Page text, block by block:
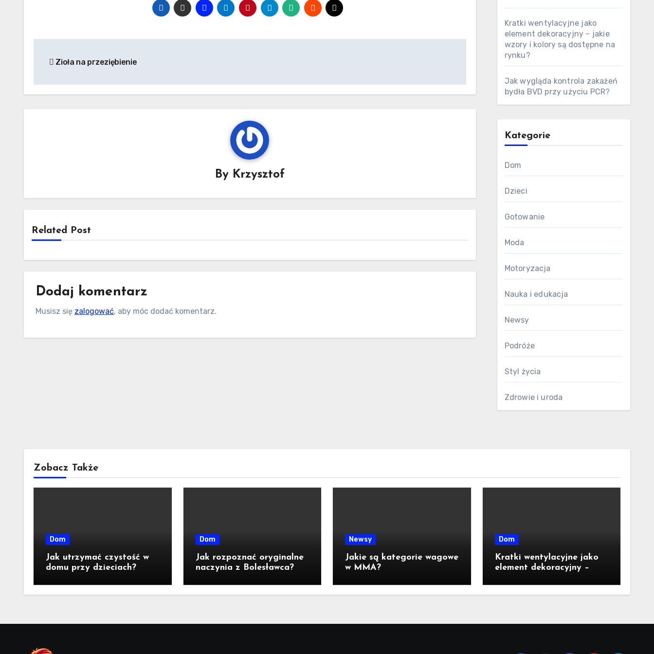
wpisu
Zioła na przeziębienie
By Krzysztof
Related Post
Dodaj komentarz
Musisz się zalogować, aby móc dodać komentarz.
Kratki wentylacyjne jako
element dekoracyjny – jakie
wzory i kolory są dostępne na
rynku?
Jak wygląda kontrola zakażeń
bydła BVD przy użyciu PCR?
Kategorie
Dom
Dzieci
Gotowanie
Moda
Motoryzacja
Nauka i edukacja
Newsy
Podróże
Styl życia
Zdrowie i uroda
Zobacz Także
Dom
Jak utrzymać czystość w
domu przy dzieciach?
Dom
Jak rozpoznać oryginalne
naczynia z Bolesławca?
Newsy
Jakie są kategorie wagowe
w MMA?
Dom
Kratki wentylacyjne jako
element dekoracyjny –
dostępne na rynku?